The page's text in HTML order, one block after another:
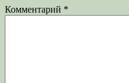
Комментарий *